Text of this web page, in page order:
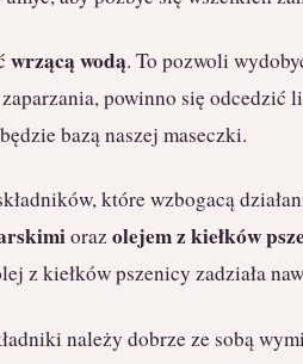
wrzącą wodą. To pozwoli
powinno się odcedzić
bazą naszej maseczki.
które wzbogacą
orazolejem z kiełków
z kiełków pszenicy zadziała
należy dobrze ze sobą